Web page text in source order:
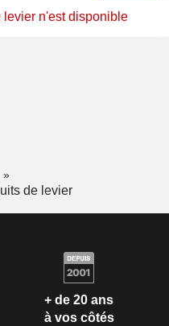
levier n'est disponible
de levier
+ de 20 ans
à vos côtés